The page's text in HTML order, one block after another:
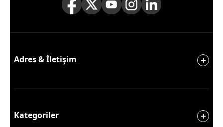
Adres & İletişim
Kategoriler